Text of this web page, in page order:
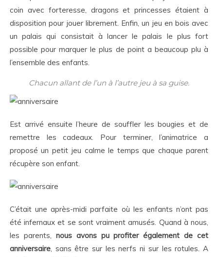
coin avec forteresse, dragons et princesses étaient à
disposition pour jouer librement. Enfin, un jeu en bois avec
un palais qui consistait à lancer le palais le plus fort
possible pour marquer le plus de point a beaucoup plu à
l’ensemble des enfants.
Chacun allant de l’un à l’autre jeu à sa guise.
Est arrivé ensuite l’heure de souffler les bougies et de
remettre les cadeaux. Pour terminer, l’animatrice a
proposé un petit jeu calme le temps que chaque parent
récupère son enfant.
C’était une après-midi parfaite où les enfants n’ont pas
été infernaux et se sont vraiment amusés. Quand à nous,
les parents, nous avons pu profiter également de cet
anniversaire, sans être sur les nerfs ni sur les rotules. A